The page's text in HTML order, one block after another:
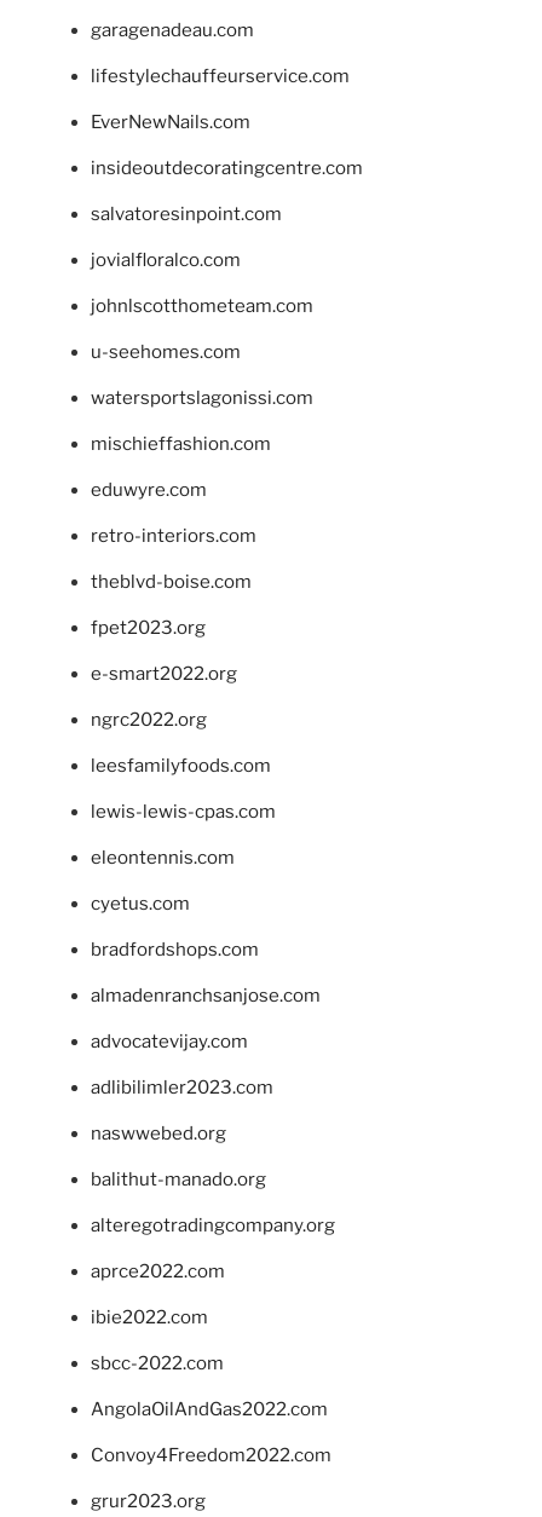
garagenadeau.com
lifestylechauffeurservice.com
EverNewNails.com
insideoutdecoratingcentre.com
salvatoresinpoint.com
jovialfloralco.com
johnlscotthometeam.com
u-seehomes.com
watersportslagonissi.com
mischieffashion.com
eduwyre.com
retro-interiors.com
theblvd-boise.com
fpet2023.org
e-smart2022.org
ngrc2022.org
leesfamilyfoods.com
lewis-lewis-cpas.com
eleontennis.com
cyetus.com
bradfordshops.com
almadenranchsanjose.com
advocatevijay.com
adlibilimler2023.com
naswwebed.org
balithut-manado.org
alteregotradingcompany.org
aprce2022.com
ibie2022.com
sbcc-2022.com
AngolaOilAndGas2022.com
Convoy4Freedom2022.com
grur2023.org